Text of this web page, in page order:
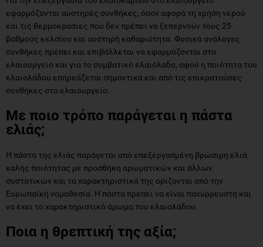
εφαρμόζονται αυστηρές συνθήκες, όσον αφορά τη χρήση νερού
και τις θερμοκρασίες που δεν πρέπει να ξεπερνούν τους 25
βαθμούς κελσίου και αυστηρή καθαριότητα. Φυσικά ανάλογες
συνθήκες πρέπει και επιβάλλεται να εφαρμόζονται στο
ελαιουργείο και για το συμβατικό ελαιόλαδο, αφού η ποιότητα του
ελαιολάδου επηρεάζεται σημαντικά και από τις επικρατούσες
συνθήκες στο ελαιουργείο.
Με ποιο τρόπο παράγεται η πάστα
ελιάς;
Η πάστα της ελιάς παράγεται από επεξεργασμένη βρώσιμη ελιά
καλής ποιότητας με προσθήκη αρωματικών και άλλων
συστατικών και τα χαρακτηριστικά της ορίζονται από την
Ευρωπαϊκή νομοθεσία. Η πάστα πρέπει να είναι παχύρρευστη και
να έχει το χαρακτηριστικό άρωμα του ελαιολάδου.
Ποια η θρεπτική της αξία;